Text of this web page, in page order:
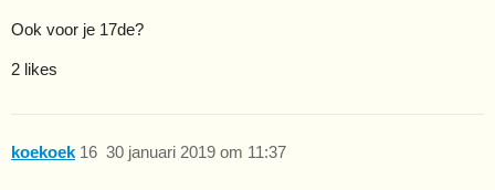
Ook voor je 17de?
2 likes
koekoek 30 januari 2019 om 11:37
16